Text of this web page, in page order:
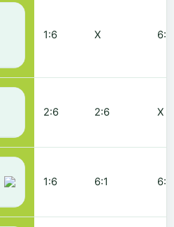
1:6 X 6:2
2:6 2:6 X
1:6 6:1 6:0